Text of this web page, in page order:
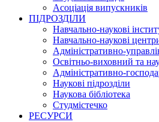
Асоціація випускників
ПІДРОЗДІЛИ
Навчально-наукові
Навчально-наукові
Адміністративно-
Освітньо-виховний та
Адміністративно-
Наукові підрозділи
Наукова бібліотека
Студмістечко
РЕСУРСИ